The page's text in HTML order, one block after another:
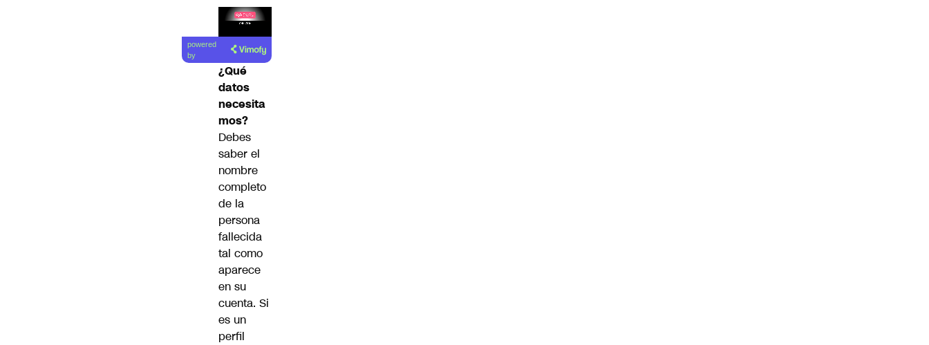
Lea el
artículo
powered
by
¿Qué
datos
necesita
mos?
Debes
saber el
nombre
completo
de la
persona
fallecida
tal como
aparece
en su
cuenta. Si
es un
perfil